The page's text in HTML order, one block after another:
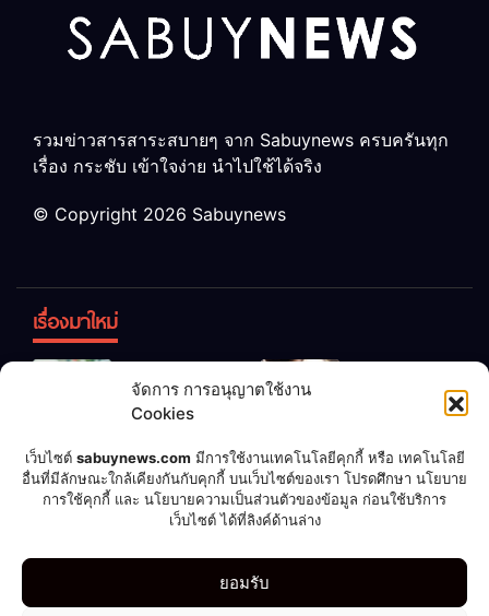
จัดการ การอนุญาตใช้งาน
Cookies
เว็บไซต์ sabuynews.com มีการใช้งานเทคโนโลยีคุกกี้ หรือ เทคโนโลยี
อื่นที่มีลักษณะใกล้เคียงกันกับคุกกี้ บนเว็บไซต์ของเรา โปรดศึกษา นโยบาย
การใช้คุกกี้ และ นโยบายความเป็นส่วนตัวของข้อมูล ก่อนใช้บริการ
เว็บไซต์ ได้ที่ลิงค์ด้านล่าง
ยอมรับ
รวมข่าวสารสาระสบายๆ จาก Sabuynews ครบครันทุก
เรื่อง กระชับ เข้าใจง่าย นำไปใช้ได้จริง
© Copyright 2026 Sabuynews
เรื่องมาใหม่
ทิ้ง! เปลี่ยน
เป็น “ปุ๋ย
จุลินทรีย์”
บำรุงพืช ง่าย
นิดเดียว
หญิง 12 ขวบ
แต่งงานกับ
ชายวัย 70
เชื่อพ่อแล้ว
รวย! หนุ่มทำ
ตามคำ
ลอตเตอรี่
เจ้าของคาร์
แคร์เผย
ประสบการณ์
รับล้างรถเก็บ
บอลโลก 2022